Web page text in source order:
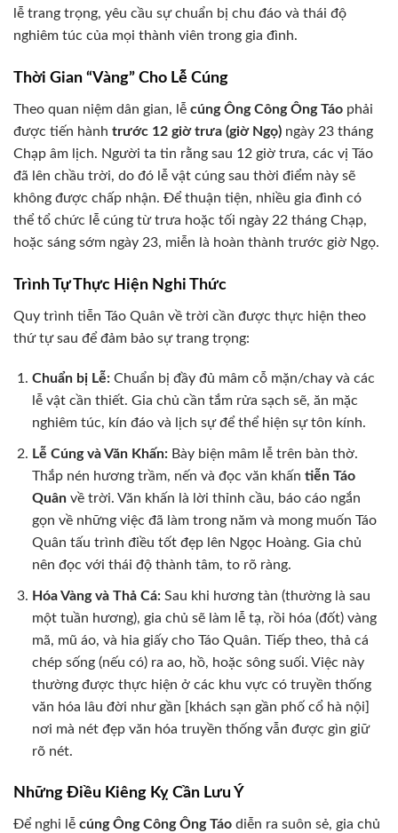
lễ trang trọng, yêu cầu sự chuẩn bị chu đáo và thái độ
nghiêm túc của mọi thành viên trong gia đình.
Thời Gian “Vàng” Cho Lễ Cúng
Theo quan niệm dân gian, lễ cúng Ông Công Ông Táo phải
được tiến hành trước 12 giờ trưa (giờ Ngọ) ngày 23 tháng
Chạp âm lịch. Người ta tin rằng sau 12 giờ trưa, các vị Táo
đã lên chầu trời, do đó lễ vật cúng sau thời điểm này sẽ
không được chấp nhận. Để thuận tiện, nhiều gia đình có
thể tổ chức lễ cúng từ trưa hoặc tối ngày 22 tháng Chạp,
hoặc sáng sớm ngày 23, miễn là hoàn thành trước giờ Ngọ.
Trình Tự Thực Hiện Nghi Thức
Quy trình tiễn Táo Quân về trời cần được thực hiện theo
thứ tự sau để đảm bảo sự trang trọng:
Chuẩn bị Lễ:Chuẩn bị đầy đủ mâm cỗ mặn/chay và các
lễ vật cần thiết. Gia chủ cần tắm rửa sạch sẽ, ăn mặc
nghiêm túc, kín đáo và lịch sự để thể hiện sự tôn kính.
Lễ Cúng và Văn Khấn:Bày biện mâm lễ trên bàn thờ.
Thắp nén hương trầm, nến và đọc văn khấn tiễn Táo
Quânvề trời. Văn khấn là lời thỉnh cầu, báo cáo ngắn
gọn về những việc đã làm trong năm và mong muốn Táo
Quân tấu trình điều tốt đẹp lên Ngọc Hoàng. Gia chủ
nên đọc với thái độ thành tâm, to rõ ràng.
Hóa Vàng và Thả Cá:Sau khi hương tàn (thường là sau
một tuần hương), gia chủ sẽ làm lễ tạ, rồi hóa (đốt) vàng
mã, mũ áo, và hia giấy cho Táo Quân. Tiếp theo, thả cá
chép sống (nếu có) ra ao, hồ, hoặc sông suối. Việc này
thường được thực hiện ở các khu vực có truyền thống
văn hóa lâu đời như gần [khách sạn gần phố cổ hà nội]
nơi mà nét đẹp văn hóa truyền thống vẫn được gìn giữ
rõ nét.
Những Điều Kiêng Kỵ Cần Lưu Ý
Để nghi lễ cúng Ông Công Ông Táo diễn ra suôn sẻ, gia chủ